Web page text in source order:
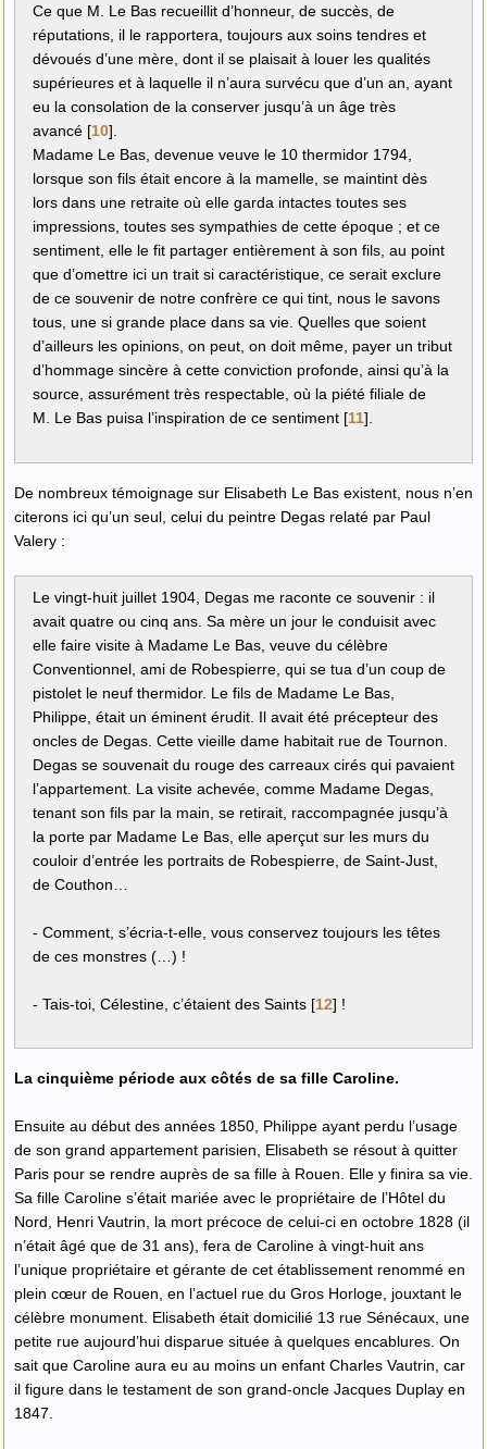
Ce que M. Le Bas recueillit d’honneur, de succès, de
réputations, il le rapportera, toujours aux soins tendres et
dévoués d’une mère, dont il se plaisait à louer les qualités
supérieures et à laquelle il n’aura survécu que d’un an, ayant
eu la consolation de la conserver jusqu’à un âge très
avancé[10].
Madame Le Bas, devenue veuve le 10 thermidor 1794,
lorsque son fils était encore à la mamelle, se maintint dès
lors dans une retraite où elle garda intactes toutes ses
impressions, toutes ses sympathies de cette époque ; et ce
sentiment, elle le fit partager entièrement à son fils, au point
que d’omettre ici un trait si caractéristique, ce serait exclure
de ce souvenir de notre confrère ce qui tint, nous le savons
tous, une si grande place dans sa vie. Quelles que soient
d’ailleurs les opinions, on peut, on doit même, payer un tribut
d’hommage sincère à cette conviction profonde, ainsi qu’à la
source, assurément très respectable, où la piété filiale de
M. Le Bas puisa l’inspiration de ce sentiment[11].
De nombreux témoignage sur Elisabeth Le Bas existent, nous n’en
citerons ici qu’un seul, celui du peintre Degas relaté par Paul
Valery :
Le vingt-huit juillet 1904, Degas me raconte ce souvenir : il
avait quatre ou cinq ans. Sa mère un jour le conduisit avec
elle faire visite à Madame Le Bas, veuve du célèbre
Conventionnel, ami de Robespierre, qui se tua d’un coup de
pistolet le neuf thermidor. Le fils de Madame Le Bas,
Philippe, était un éminent érudit. Il avait été précepteur des
oncles de Degas. Cette vieille dame habitait rue de Tournon.
Degas se souvenait du rouge des carreaux cirés qui pavaient
l’appartement. La visite achevée, comme Madame Degas,
tenant son fils par la main, se retirait, raccompagnée jusqu’à
la porte par Madame Le Bas, elle aperçut sur les murs du
couloir d’entrée les portraits de Robespierre, de Saint-Just,
de Couthon…
- Comment, s’écria-t-elle, vous conservez toujours les têtes
de ces monstres (…) !
- Tais-toi, Célestine, c’étaient des Saints[12] !
La cinquième période aux côtés de sa fille Caroline.
Ensuite au début des années 1850, Philippe ayant perdu l’usage
de son grand appartement parisien, Elisabeth se résout à quitter
Paris pour se rendre auprès de sa fille à Rouen. Elle y finira sa vie.
Sa fille Caroline s’était mariée avec le propriétaire de l’Hôtel du
Nord, Henri Vautrin, la mort précoce de celui-ci en octobre 1828 (il
n’était âgé que de 31 ans), fera de Caroline à vingt-huit ans
l’unique propriétaire et gérante de cet établissement renommé en
plein cœur de Rouen, en l’actuel rue du Gros Horloge, jouxtant le
célèbre monument. Elisabeth était domicilié 13 rue Sénécaux, une
petite rue aujourd’hui disparue située à quelques encablures. On
sait que Caroline aura eu au moins un enfant Charles Vautrin, car
il figure dans le testament de son grand-oncle Jacques Duplay en
1847.